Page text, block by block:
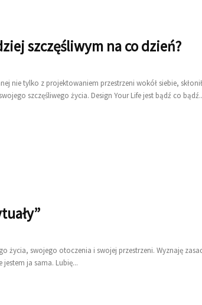
szczęśliwym na co dzień?
nie tylko z projektowaniem przestrzeni wokół siebie,
szczęśliwego życia. Design Your Life jest bądź co
życia, swojego otoczenia i swojej przestrzeni. Wyznaję
ja sama. Lubię...